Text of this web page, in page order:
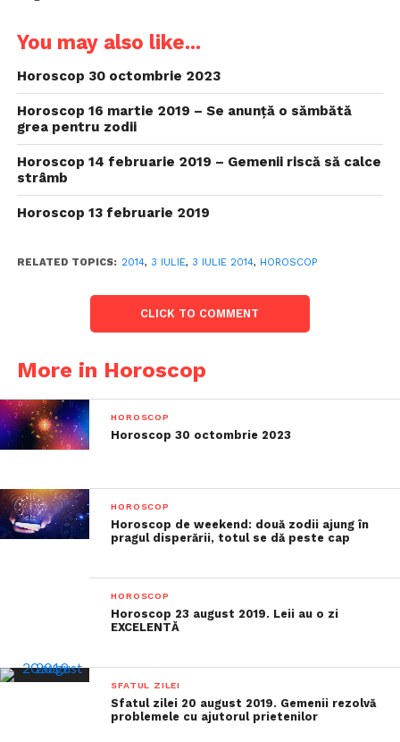
You may also like...
Horoscop 30 octombrie 2023
Horoscop 16 martie 2019 – Se anunță o sămbătă
grea pentru zodii
Horoscop 14 februarie 2019 – Gemenii riscă să calce
strâmb
Horoscop 13 februarie 2019
RELATED TOPICS: 2014, 3 IULIE, 3 IULIE 2014, HOROSCOP
CLICK TO COMMENT
More in Horoscop
HOROSCOP
Horoscop 30 octombrie 2023
HOROSCOP
Horoscop de weekend: două zodii ajung în
pragul disperării, totul se dă peste cap
HOROSCOP
Horoscop 23 august 2019. Leii au o zi
EXCELENTĂ
SFATUL ZILEI
Sfatul zilei 20 august 2019. Gemenii rezolvă
problemele cu ajutorul prietenilor